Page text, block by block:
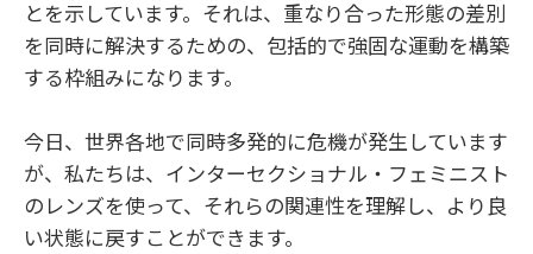
とを示しています。それは、重なり合った形態の差別
を同時に解決するための、包括的で強固な運動を構築
する枠組みになります。
今日、世界各地で同時多発的に危機が発生しています
が、私たちは、インターセクショナル・フェミニスト
のレンズを使って、それらの関連性を理解し、より良
い状態に戻すことができます。